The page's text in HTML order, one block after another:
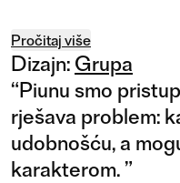
Pročitaj više
Dizajn: Grupa
“Piunu smo
rješava problem:
udobnošću, a
karakterom.”